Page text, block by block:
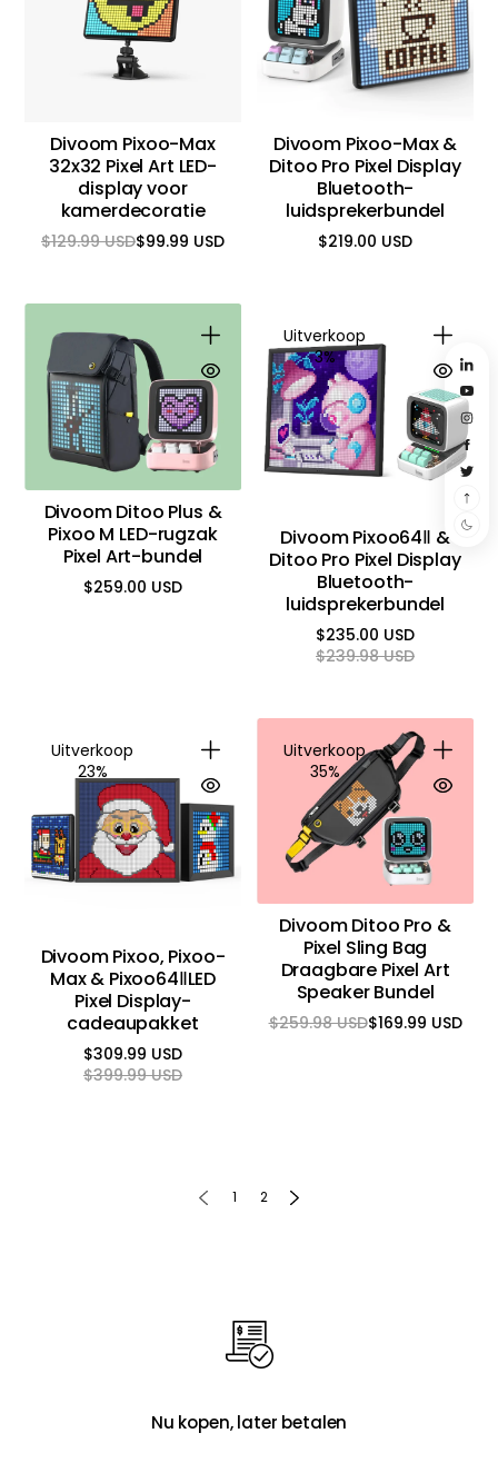
Divoom Pixoo-Max
32x32 Pixel Art LED-
display voor
kamerdecoratie
$99.99 USD
Reguliere
$129.99 USDAanbiedingsprijs
Divoom Pixoo-Max &
Ditoo Pro Pixel Display
Bluetooth-
luidsprekerbundel
$219.00 USD
Reguliere
Divoom Ditoo Plus &
Pixoo M LED-rugzak
Pixel Art-bundel
$259.00 USD
Reguliere
Divoom Pixoo64Ⅱ &
Ditoo Pro Pixel Display
Bluetooth-
luidsprekerbundel
$235.00 USD
Reguliere
$239.98 USDAanbiedingsprijs
Uitverkoop
3%
Divoom Pixoo, Pixoo-
Max & Pixoo64ⅡLED
Pixel Display-
cadeaupakket
$309.99 USD
Reguliere
$399.99 USDAanbiedingsprijs
Uitverkoop
23%
Divoom Ditoo Pro &
Pixel Sling Bag
Draagbare Pixel Art
Speaker Bundel
$169.99 USD
Reguliere
$259.98 USDAanbiedingsprijs
Uitverkoop
35%
1 2
Nu kopen, later betalen